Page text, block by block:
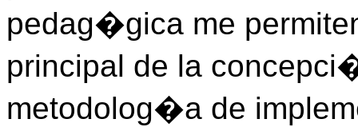
pedag�gica me
principal de la
metodolog�a de